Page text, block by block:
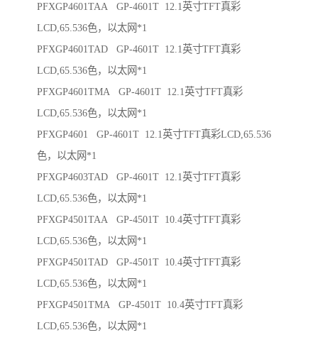
PFXGP4601TAA GP-4601T 12.1英寸TFT真彩
LCD,65.536色，以太网*1
PFXGP4601TAD GP-4601T 12.1英寸TFT真彩
LCD,65.536色，以太网*1
PFXGP4601TMA GP-4601T 12.1英寸TFT真彩
LCD,65.536色，以太网*1
PFXGP4601 GP-4601T 12.1英寸TFT真彩LCD,65.536
色，以太网*1
PFXGP4603TAD GP-4601T 12.1英寸TFT真彩
LCD,65.536色，以太网*1
PFXGP4501TAA GP-4501T 10.4英寸TFT真彩
LCD,65.536色，以太网*1
PFXGP4501TAD GP-4501T 10.4英寸TFT真彩
LCD,65.536色，以太网*1
PFXGP4501TMA GP-4501T 10.4英寸TFT真彩
LCD,65.536色，以太网*1